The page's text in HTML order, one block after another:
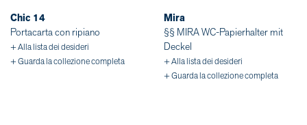
Chic 14
Portacarta con ripiano
+ Alla lista dei desideri
+ Guarda la collezione completa
Mira
§§ MIRA WC-Papierhalter mit
Deckel
+ Alla lista dei desideri
+ Guarda la collezione completa